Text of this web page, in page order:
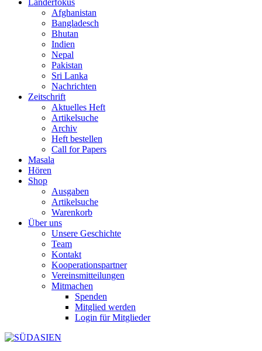
Afghanistan
Bangladesch
Bhutan
Indien
Nepal
Pakistan
Sri Lanka
Nachrichten
Zeitschrift
Aktuelles Heft
Artikelsuche
Archiv
Heft bestellen
Call for Papers
Masala
Hören
Shop
Ausgaben
Artikelsuche
Warenkorb
Über uns
Unsere Geschichte
Team
Kontakt
Kooperationspartner
Vereinsmitteilungen
Mitmachen
Spenden
Mitglied werden
Login für Mitglieder